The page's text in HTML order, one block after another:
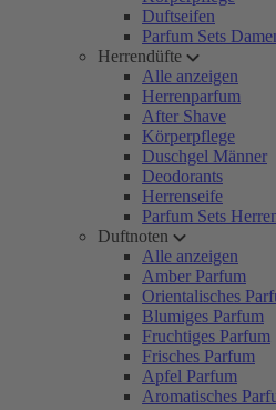
Duftseifen
Parfum Sets
Herrendüfte
Alle anzeigen
Herrenparfum
After Shave
Körperpflege
Duschgel Männer
Deodorants
Herrenseife
Parfum Sets
Duftnoten
Alle anzeigen
Amber Parfum
Orientalisches
Blumiges Parfum
Fruchtiges Parfum
Frisches Parfum
Apfel Parfum
Aromatisches